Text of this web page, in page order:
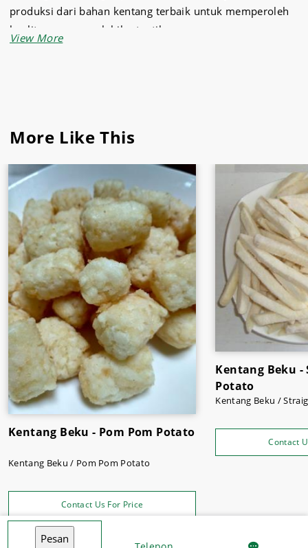
produksi dari bahan kentang terbaik untuk memperoleh
kualitas rasa yang lebih otentik.
supermarket ini diantaranya yaitu kentang beku noisette
potato, kentang beku shoesting potato, kentang beku
straight cut potato, kentang beku pom pom potato, dll.
Kentang beku dari Sukses Jaya ini cocok digunakan
sebagai camilan untuk teman bersantai Anda.
Beli kentang beku favorit Anda hanya di
Sukses Jaya
Malangdan dapatkan diskonnya sekarang juga hanya
untuk Anda.
More Like This
Kentang Beku - Pom Pom Potato
Kentang Beku / Pom Pom Potato
Contact Us For Price
Kentang Beku
Potato
Kentang Beku /
Contact